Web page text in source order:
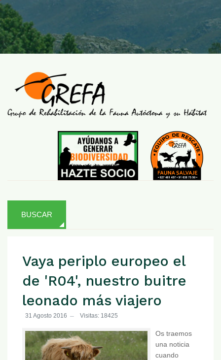
BUSCAR
Vaya periplo europeo el
de 'R04', nuestro buitre
leonado más viajero
31 Agosto 2016 Visitas: 18425
Os traemos
una noticia
cuando